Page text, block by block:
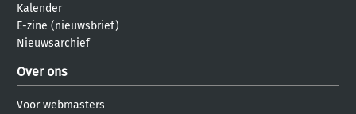
Kalender
E-zine (nieuwsbrief)
Nieuwsarchief
Over ons
Voor webmasters